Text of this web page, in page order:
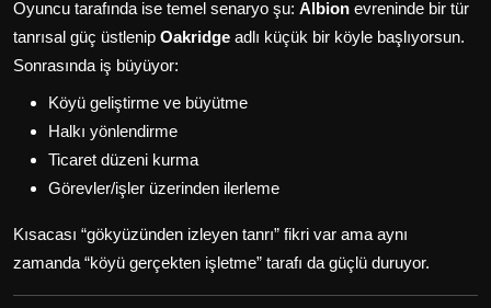
Oyuncu tarafında ise temel senaryo şu: Albion evreninde bir tür
tanrısal güç üstlenip Oakridge adlı küçük bir köyle başlıyorsun.
Sonrasında iş büyüyor:
Köyü geliştirme ve büyütme
Halkı yönlendirme
Ticaret düzeni kurma
Görevler/işler üzerinden ilerleme
Kısacası “gökyüzünden izleyen tanrı” fikri var ama aynı
zamanda “köyü gerçekten işletme” tarafı da güçlü duruyor.